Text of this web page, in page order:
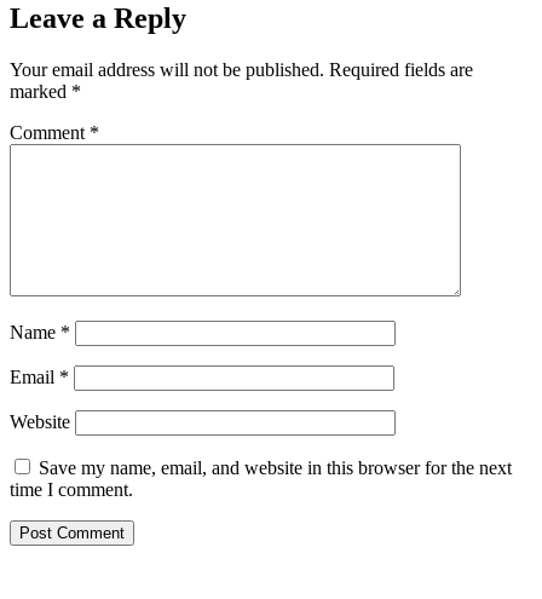
Leave a Reply
Your email address will not be published. Required fields are
marked *
Comment *
Name *
Email *
Website
Save my name, email, and website in this browser for the next
time I comment.